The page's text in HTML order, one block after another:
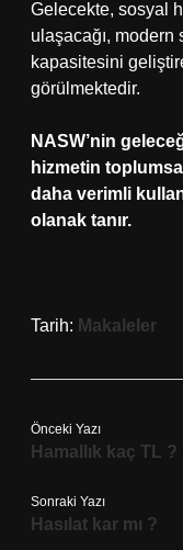
Gelecekte, sosyal
ulaşacağı, modern
kapasitesini
görülmektedir.
NASW’nin
hizmetin
daha verimli
olanak tanır.
Tarih: Makaleler
Önceki Yazı
Hamallık kaç TL ?
Sonraki Yazı
Hasılat kar mı ?